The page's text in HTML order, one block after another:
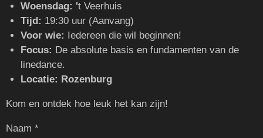
Woensdag: 't Veerhuis
Tijd: 19:30 uur (Aanvang)
Voor wie:
Iedereen die wil beginnen!
Focus: De absolute basis en fundamenten van de
linedance.
Locatie: Rozenburg
​Kom en ontdek hoe leuk het kan zijn!
Naam *